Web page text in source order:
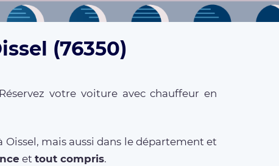
(76350)
votre voiture avec chauffeur en
mais aussi dans le département et
et tout compris.